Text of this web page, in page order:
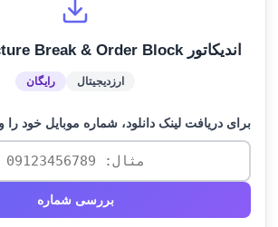
اندیکاتور Market Structure Break & Order Block
ارزدیجیتال رایگان
برای دریافت لینک دانلود، شماره موبایل خود را
بررسی شماره